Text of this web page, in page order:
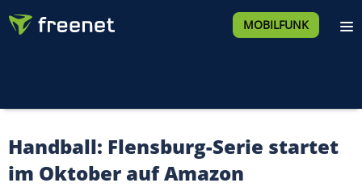
MOBILFUNK
Handball: Flensburg-Serie startet
im Oktober auf Amazon